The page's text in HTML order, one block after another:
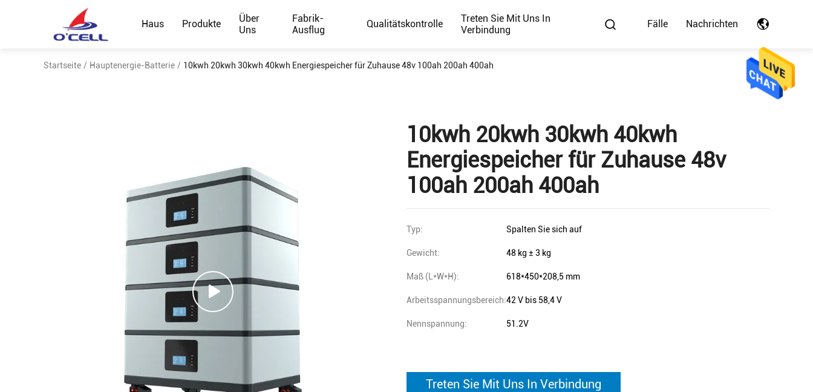
Haus Produkte
Über
Uns
Fabrik-
Ausflug
Qualitätskontrolle
Treten Sie Mit Uns In
Verbindung
Fälle Nachrichten
Startseite / Hauptenergie-Batterie / 10kwh 20kwh 30kwh 40kwh Energiespeicher für Zuhause 48v 100ah 200ah 400ah
10kwh 20kwh 30kwh 40kwh
Energiespeicher für Zuhause 48v
100ah 200ah 400ah
Typ: Spalten Sie sich auf
Gewicht: 48 kg ± 3 kg
Maß (L*W*H): 618*450*208,5 mm
Arbeitsspannungsbereich:42 V bis 58,4 V
Nennspannung: 51.2V
Treten Sie Mit Uns In Verbindung